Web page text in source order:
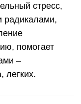
стресс,
радикалами,
помогает
–
легких.